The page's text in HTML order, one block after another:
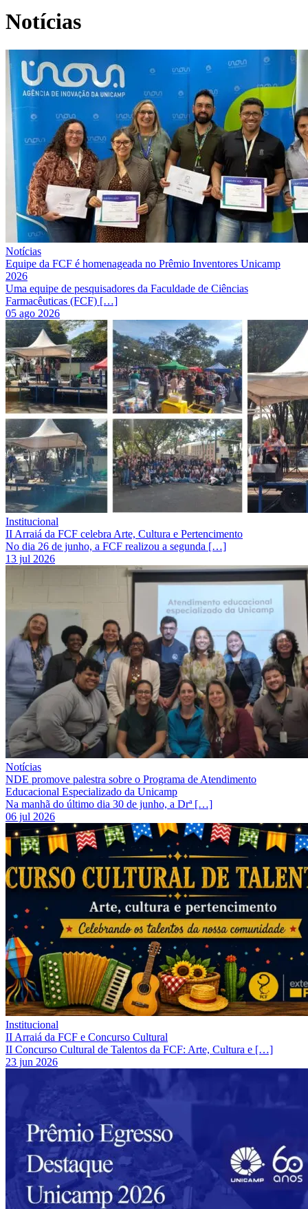
Notícias
Notícias
Equipe da FCF é homenageada no Prêmio Inventores Unicamp
2026
Uma equipe de pesquisadores da Faculdade de Ciências
Farmacêuticas (FCF) […]
05 ago 2026
Institucional
II Arraiá da FCF celebra Arte, Cultura e Pertencimento
No dia 26 de junho, a FCF realizou a segunda […]
13 jul 2026
Notícias
NDE promove palestra sobre o Programa de Atendimento
Educacional Especializado da Unicamp
Na manhã do último dia 30 de junho, a Drª […]
06 jul 2026
Institucional
II Arraiá da FCF e Concurso Cultural
II Concurso Cultural de Talentos da FCF: Arte, Cultura e […]
23 jun 2026